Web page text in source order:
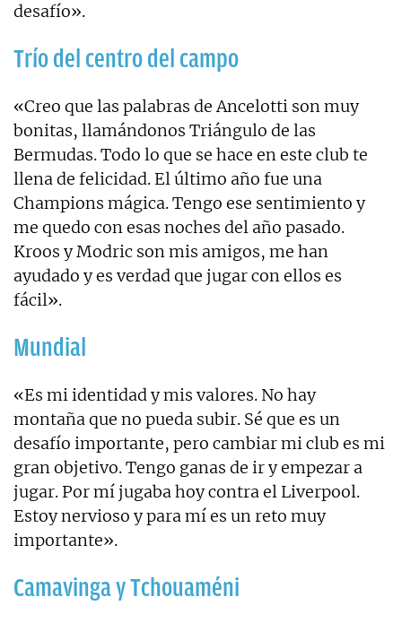
desafío».
Trío del centro del campo
«Creo que las palabras de Ancelotti son muy
bonitas, llamándonos Triángulo de las
Bermudas. Todo lo que se hace en este club te
llena de felicidad. El último año fue una
Champions mágica. Tengo ese sentimiento y
me quedo con esas noches del año pasado.
Kroos y Modric son mis amigos, me han
ayudado y es verdad que jugar con ellos es
fácil».
Mundial
«Es mi identidad y mis valores. No hay
montaña que no pueda subir. Sé que es un
desafío importante, pero cambiar mi club es mi
gran objetivo. Tengo ganas de ir y empezar a
jugar. Por mí jugaba hoy contra el Liverpool.
Estoy nervioso y para mí es un reto muy
importante».
Camavinga y Tchouaméni